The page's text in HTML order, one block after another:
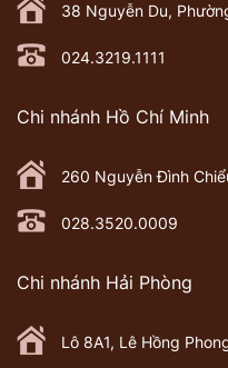
38 Nguyễn Du,
024.3219.1111
Chi nhánh Hồ Chí Minh
260 Nguyễn Đình
028.3520.0009
Chi nhánh Hải Phòng
Lô 8A1, Lê Hồng